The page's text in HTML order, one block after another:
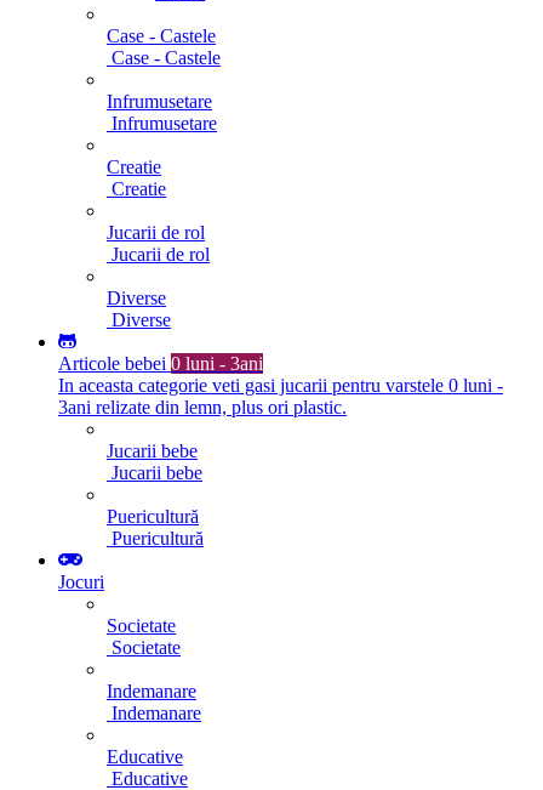
Case - Castele
Case - Castele
Infrumusetare
Infrumusetare
Creatie
Creatie
Jucarii de rol
Jucarii de rol
Diverse
Diverse
Articole bebei 0 luni - 3ani
In aceasta categorie veti gasi jucarii pentru varstele 0 luni -
3ani relizate din lemn, plus ori plastic.
Jucarii bebe
Jucarii bebe
Puericultură
Puericultură
Jocuri
Societate
Societate
Indemanare
Indemanare
Educative
Educative